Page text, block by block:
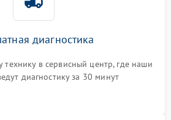
диагностика
технику в сервисный центр, где наши
диагностику за 30 минут